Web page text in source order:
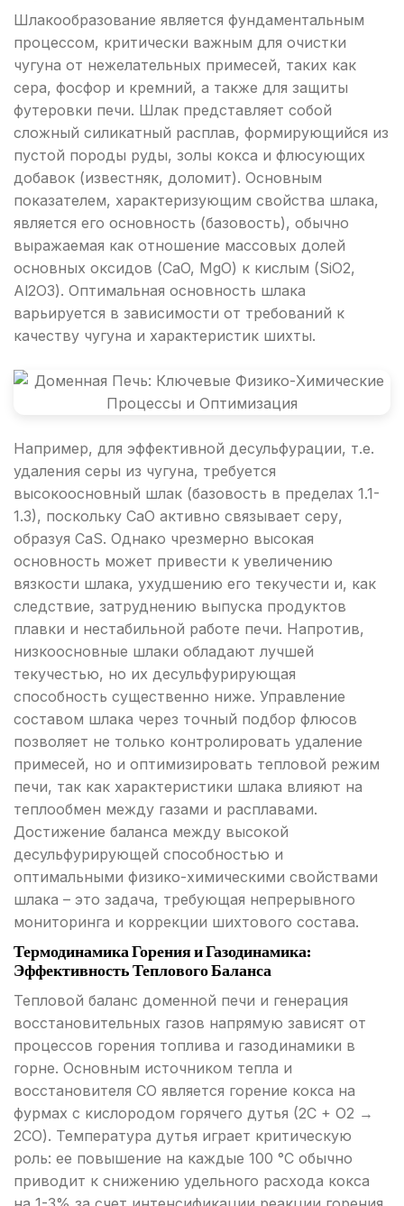
Шлакообразование является фундаментальным
процессом, критически важным для очистки
чугуна от нежелательных примесей, таких как
сера, фосфор и кремний, а также для защиты
футеровки печи. Шлак представляет собой
сложный силикатный расплав, формирующийся из
пустой породы руды, золы кокса и флюсующих
добавок (известняк, доломит). Основным
показателем, характеризующим свойства шлака,
является его основность (базовость), обычно
выражаемая как отношение массовых долей
основных оксидов (CaO, MgO) к кислым (SiO2,
Al2O3). Оптимальная основность шлака
варьируется в зависимости от требований к
качеству чугуна и характеристик шихты.
Например, для эффективной десульфурации, т.е.
удаления серы из чугуна, требуется
высокоосновный шлак (базовость в пределах 1.1-
1.3), поскольку CaO активно связывает серу,
образуя CaS. Однако чрезмерно высокая
основность может привести к увеличению
вязкости шлака, ухудшению его текучести и, как
следствие, затруднению выпуска продуктов
плавки и нестабильной работе печи. Напротив,
низкоосновные шлаки обладают лучшей
текучестью, но их десульфурирующая
способность существенно ниже. Управление
составом шлака через точный подбор флюсов
позволяет не только контролировать удаление
примесей, но и оптимизировать тепловой режим
печи, так как характеристики шлака влияют на
теплообмен между газами и расплавами.
Достижение баланса между высокой
десульфурирующей способностью и
оптимальными физико-химическими свойствами
шлака – это задача, требующая непрерывного
мониторинга и коррекции шихтового состава.
Термодинамика Горения и Газодинамика:
Эффективность Теплового Баланса
Тепловой баланс доменной печи и генерация
восстановительных газов напрямую зависят от
процессов горения топлива и газодинамики в
горне. Основным источником тепла и
восстановителя CO является горение кокса на
фурмах с кислородом горячего дутья (2C + O2 →
2CO). Температура дутья играет критическую
роль: ее повышение на каждые 100 °C обычно
приводит к снижению удельного расхода кокса